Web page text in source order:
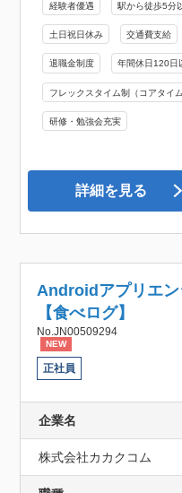
経験者優遇 駅から徒歩5分
土日祝日休み 交通費支給
退職金制度 年間休日120日
フレックスタイム制（コアタイム
研修・勉強会充実
詳細を見る
Androidアプリエン
【食べログ】
No.JN00509294
NEW
正社員
企業名
株式会社カカクコム